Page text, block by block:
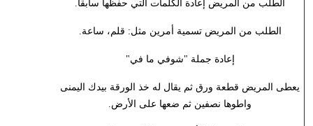
الطلب من المريض إعادة الكلمات التي حفظها سابقاً.
الطلب من المريض تسمية أمرين مثل: قلم، ساعة.
إعادة جملة "شوفي ما في"
يعطى المريض قطعة ورق ثم يقال له خذ الورقة بيدك اليمنى
واطوها نصفين ثم ضعها على الأرض.